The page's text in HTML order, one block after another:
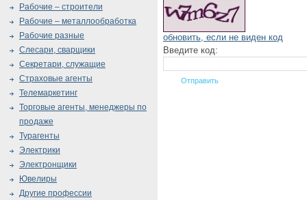
обновить, если не виден код
Введите код:
Рабочие – строители
Рабочие – металлообработка
Рабочие разные
Слесари, сварщики
Секретари, служащие
Страховые агенты
Телемаркетинг
Торговые агенты, менеджеры по
продаже
Турагенты
Электрики
Электронщики
Ювелиры
Другие профессии